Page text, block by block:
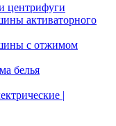
центрифуги
активаторного
с отжимом
белья
|